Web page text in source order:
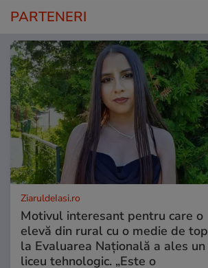
PARTENERI
ZiaruldeIasi.ro
Motivul interesant pentru care o
elevă din rural cu o medie de top
la Evaluarea Națională a ales un
liceu tehnologic. „Este o